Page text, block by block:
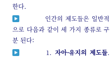
한다.
인간의 제도들은 일반적
으로 다음과 같이 세 가지 종류로 구
분 된다:
1. 자아-유지의 제도들.